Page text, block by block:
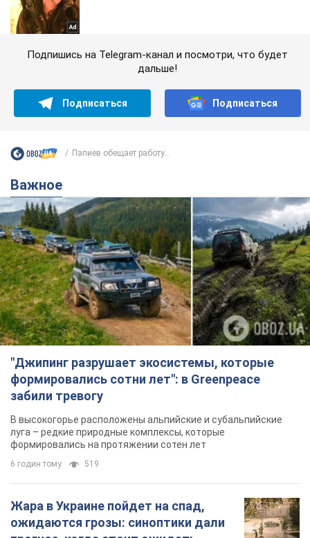
Подпишись на Telegram-канал и посмотри, что будет
дальше!
Подписаться Подписаться
Папиев обещает работу...
Важное
"Джипинг разрушает экосистемы, которые
формировались сотни лет": в Greenpeace
забили тревогу
В высокогорье расположены альпийские и субальпийские
луга – редкие природные комплексы, которые
формировались на протяжении сотен лет
6 годин тому 519
Жара в Украине пойдет на спад,
ожидаются грозы: синоптики дали